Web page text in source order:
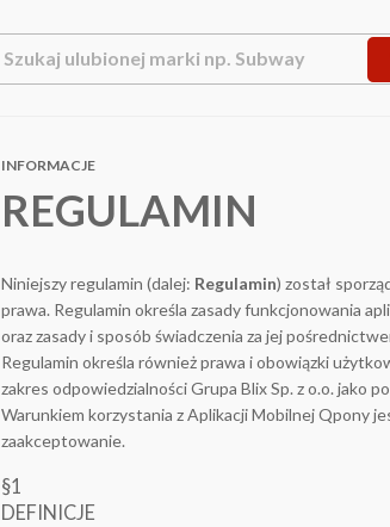
INFORMACJE
REGULAMIN
Niniejszy regulamin (dalej: Regulamin) został
prawa. Regulamin określa zasady funkcjonowania
oraz zasady i sposób świadczenia za jej
Regulamin określa również prawa i obowiązki
zakres odpowiedzialności Grupa Blix Sp. z o.o. jako
Warunkiem korzystania z Aplikacji Mobilnej Qpony
zaakceptowanie.
§1
DEFINICJE